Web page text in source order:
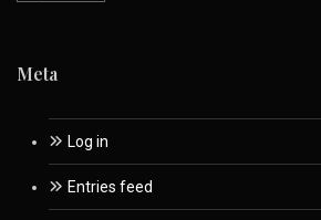
Meta
Log in
Entries feed